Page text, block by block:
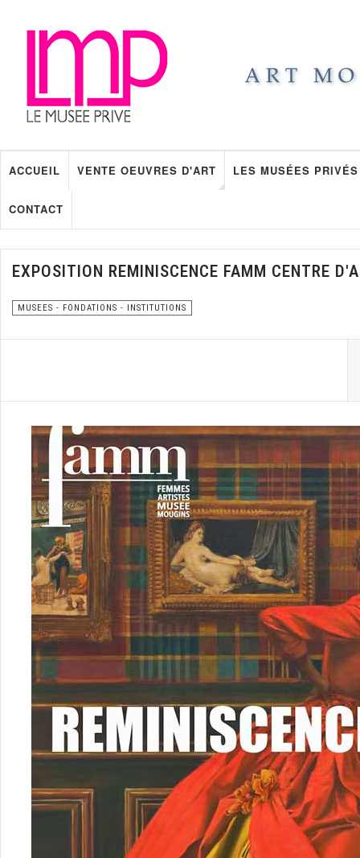
ACCUEIL VENTE OEUVRES D'ART LES MUSÉES PRIVÉS
CONTACT
EXPOSITION REMINISCENCE FAMM CENTRE
MUSEES - FONDATIONS - INSTITUTIONS